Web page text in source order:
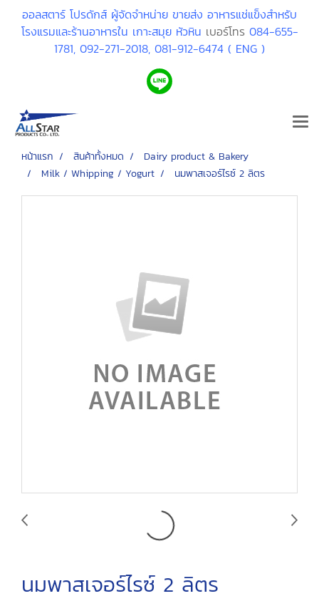
ออลสตาร์ โปรดักส์ ผู้จัดจำหน่าย ขายส่ง อาหารแช่แข็งสำหรับ
โรงแรมและร้านอาหารใน เกาะสมุย หัวหิน เบอร์โทร 084-655-
1781, 092-271-2018, 081-912-6474 ( ENG )
หน้าแรก สินค้าทั้งหมด
Dairy product & Bakery
Milk / Whipping / Yogurt
นมพาสเจอร์ไรซ์ 2 ลิตร
นมพาสเจอร์ไรซ์ 2 ลิตร